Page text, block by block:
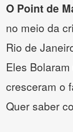
O Point de
no meio da
Rio de
Eles
cresceram o
Quer saber